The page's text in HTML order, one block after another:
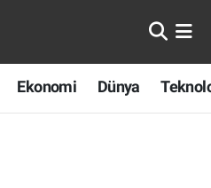
Ekonomi Dünya